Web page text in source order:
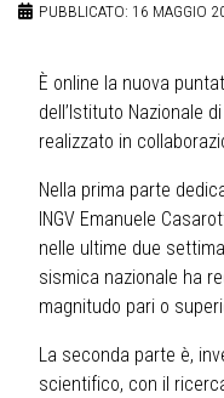
PUBBLICATO: 16 MAGGIO
È online la nuova
dell’Istituto Nazionale
realizzato in
Nella prima parte
INGV Emanuele
nelle ultime due
sismica nazionale ha
magnitudo pari o
La seconda parte è,
scientifico, con il